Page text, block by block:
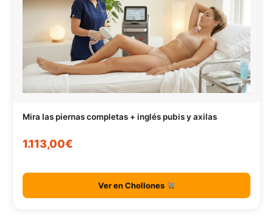
Mira las piernas completas + inglés pubis y axilas
1.113,00€
Ver en Chollones